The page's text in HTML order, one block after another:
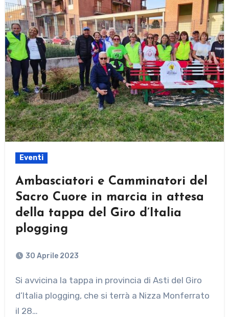
Eventi
Ambasciatori e Camminatori del
Sacro Cuore in marcia in attesa
della tappa del Giro d’Italia
plogging
30 Aprile 2023
Si avvicina la tappa in provincia di Asti del Giro
d’Italia plogging, che si terrà a Nizza Monferrato
il 28…